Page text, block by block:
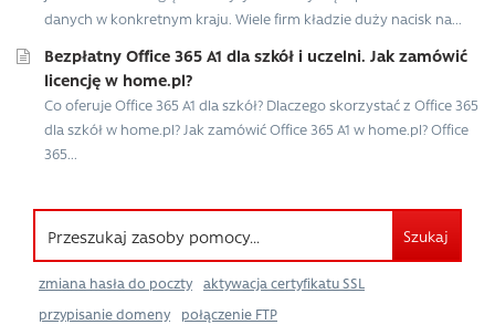
danych w konkretnym kraju. Wiele firm kładzie duży nacisk na...
Bezpłatny Office 365 A1 dla szkół i uczelni. Jak zamówić
licencję w home.pl?
Co oferuje Office 365 A1 dla szkół? Dlaczego skorzystać z Office 365
dla szkół w home.pl? Jak zamówić Office 365 A1 w home.pl? Office
365...
Szukaj
zmiana hasła do poczty
aktywacja certyfikatu SSL
przypisanie domeny
połączenie FTP